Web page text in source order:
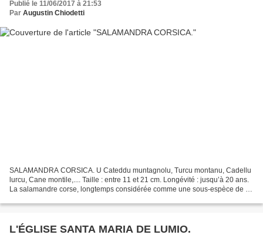
Publié le 11/06/2017 à 21:53
Par Augustin Chiodetti
SALAMANDRA CORSICA. U Cateddu muntagnolu, Turcu montanu, Cadellu
lurcu, Cane montile,.... Taille : entre 11 et 21 cm. Longévité : jusqu’à 20 ans.
La salamandre corse, longtemps considérée comme une sous-espèce de la
L'ÉGLISE SANTA MARIA DE LUMIO.